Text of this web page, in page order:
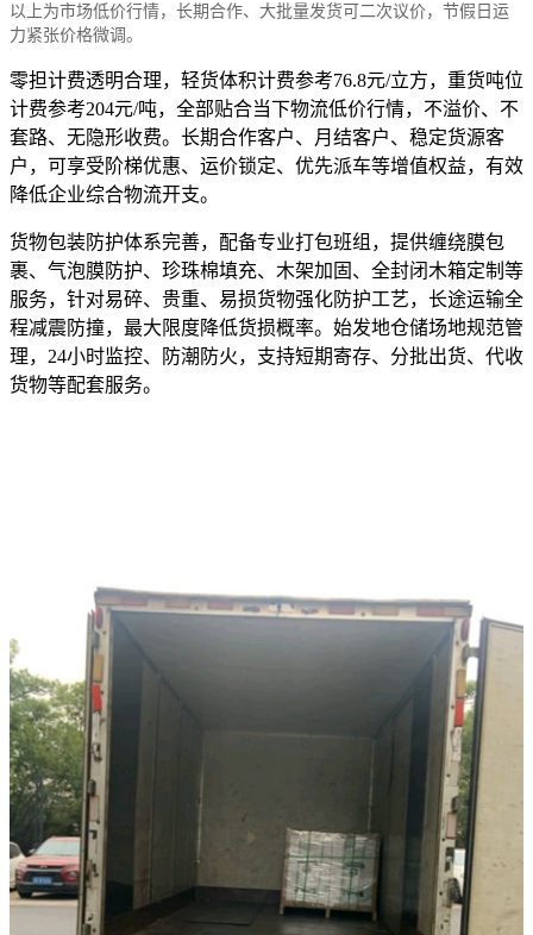
以上为市场低价行情，长期合作、大批量发货可二次议价，节假日运
力紧张价格微调。
零担计费透明合理，轻货体积计费参考76.8元/立方，重货吨位
计费参考204元/吨，全部贴合当下物流低价行情，不溢价、不
套路、无隐形收费。长期合作客户、月结客户、稳定货源客
户，可享受阶梯优惠、运价锁定、优先派车等增值权益，有效
降低企业综合物流开支。
货物包装防护体系完善，配备专业打包班组，提供缠绕膜包
裹、气泡膜防护、珍珠棉填充、木架加固、全封闭木箱定制等
服务，针对易碎、贵重、易损货物强化防护工艺，长途运输全
程减震防撞，最大限度降低货损概率。始发地仓储场地规范管
理，24小时监控、防潮防火，支持短期寄存、分批出货、代收
货物等配套服务。